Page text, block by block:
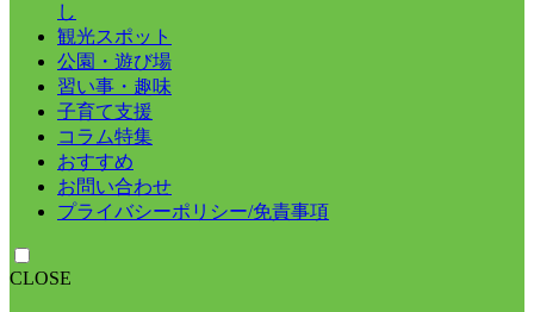
し
観光スポット
公園・遊び場
習い事・趣味
子育て支援
コラム特集
おすすめ
お問い合わせ
プライバシーポリシー/免責事項
CLOSE